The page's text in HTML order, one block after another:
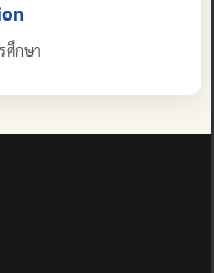
ศึกษา